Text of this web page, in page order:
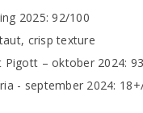
2025: 92/100
crisp texture
Pigott – oktober 2024:
- september 2024: